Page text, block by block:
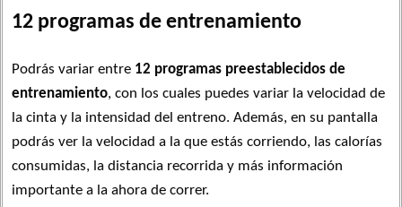
12 programas de entrenamiento
Podrás variar entre 12 programas preestablecidos de
entrenamiento, con los cuales puedes variar la velocidad de
la cinta y la intensidad del entreno. Además, en su pantalla
podrás ver la velocidad a la que estás corriendo, las calorías
consumidas, la distancia recorrida y más información
importante a la ahora de correr.